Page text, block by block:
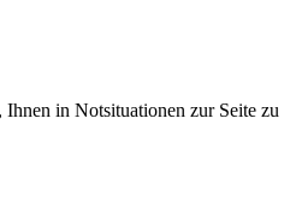
in Notsituationen zur Seite zu